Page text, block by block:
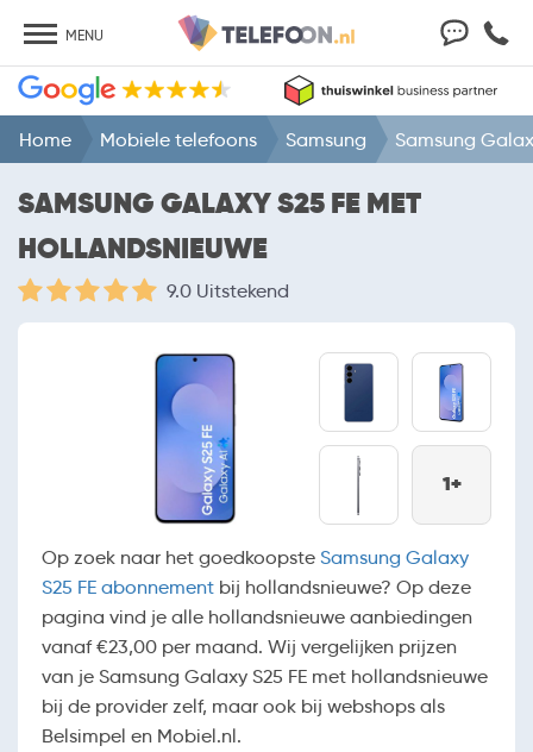
MENU
Home Mobiele telefoons Samsung Samsung
SAMSUNG GALAXY S25 FE MET
HOLLANDSNIEUWE
9.0 Uitstekend
1+
Op zoek naar het goedkoopste Samsung Galaxy
S25 FE abonnement bij hollandsnieuwe? Op deze
pagina vind je alle hollandsnieuwe aanbiedingen
vanaf €23,00 per maand. Wij vergelijken prijzen
van je Samsung Galaxy S25 FE met hollandsnieuwe
bij de provider zelf, maar ook bij webshops als
Belsimpel en Mobiel.nl.